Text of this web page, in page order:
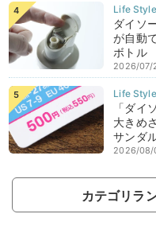
ダイソ
が自動
ボトル
2026/07/
「ダイ
大きめ
サンダ
2026/08/
カテゴリラ